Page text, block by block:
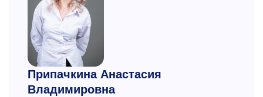
Припачкина Анастасия
Владимировна